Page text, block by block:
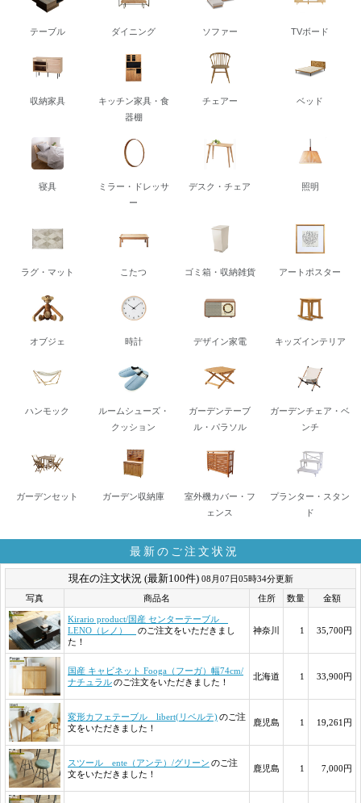
テーブル ダイニング ソファー TVボード
収納家具
キッチン家具・食
器棚
チェアー ベッド
寝具
ミラー・ドレッサ
ー
デスク・チェア 照明
ラグ・マット こたつ ゴミ箱・収納雑貨 アートポスター
オブジェ 時計 デザイン家電 キッズインテリア
ハンモック
ルームシューズ・
クッション
ガーデンテーブ
ル・パラソル
ガーデンチェア・ベ
ンチ
ガーデンセット ガーデン収納庫
室外機カバー・フ
ェンス
プランター・スタン
ド
最新のご注文状況